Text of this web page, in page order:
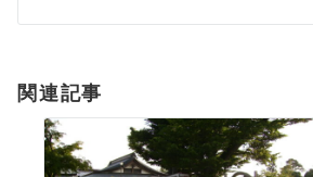
シ
ン
関連記事